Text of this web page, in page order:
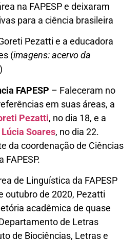
na FAPESP e deixaram
para a ciência brasileira
Pezatti e a educadora
(imagens: acervo da
)
FAPESP – Faleceram no
em suas áreas, a
Pezatti, no dia 18, e a
Soares, no dia 22.
da coordenação de Ciências
FAPESP.
de Linguística da FAPESP
outubro de 2020, Pezatti
acadêmica de quase
de Letras
de Biociências, Letras e